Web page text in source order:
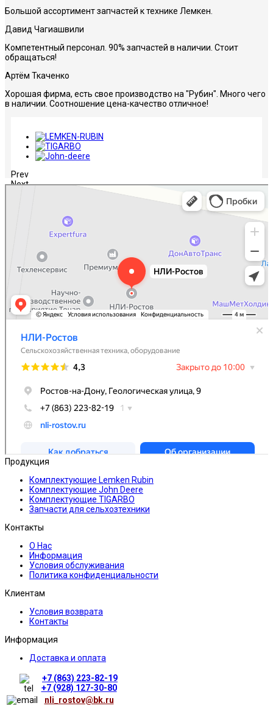
Большой ассортимент запчастей к технике Лемкен.
Давид Чагиашвили
Компетентный персонал. 90% запчастей в наличии. Стоит
обращаться!
Артём Ткаченко
Хорошая фирма, есть свое производство на "Рубин". Много чего
в наличии. Соотношение цена-качество отличное!
Prev
Next
НЛИ-Ростов
Сельскохозяйственная техника, оборудование в Ростове‑на‑Дону
Продукция
Комплектующие Lemken Rubin
Комплектующие John Deere
Комплектующие TIGARBO
Запчасти для сельхозтехники
Контакты
О Нас
Информация
Условия обслуживания
Политика конфиденциальности
Клиентам
Условия возврата
Контакты
Информация
Доставка и оплата
+7 (863) 223-82-19
+7 (928) 127-30-80
nli_rostov@bk.ru